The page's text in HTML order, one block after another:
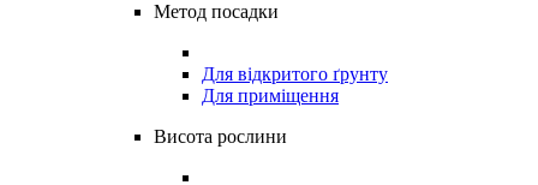
Метод посадки
Для відкритого ґрунту
Для приміщення
Висота рослини